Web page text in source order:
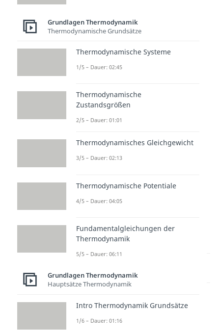
Massen
bilanz
03:06
Energie
bilanz
05:07
scher
gsgrad
Entdecke hier deine Chancen.
Grundlagen Thermodynamik
Thermodynamische Grundsätze
Thermodynamische Systeme
1/5 – Dauer: 02:45
Thermodynamische
Zustandsgrößen
2/5 – Dauer: 01:01
Thermodynamisches Gleichgewicht
3/5 – Dauer: 02:13
Thermodynamische Potentiale
4/5 – Dauer: 04:05
Fundamentalgleichungen der
Thermodynamik
5/5 – Dauer: 06:11
Grundlagen Thermodynamik
Hauptsätze Thermodynamik
Intro Thermodynamik Grundsätze
1/6 – Dauer: 01:16